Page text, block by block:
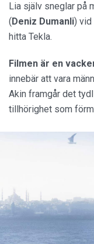
Lia själv sneglar på
(Deniz Dumanli) vid
hitta Tekla.
Filmen är en
innebär att vara
Akin framgår det
tillhörighet som